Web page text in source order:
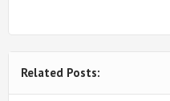
Related Posts: